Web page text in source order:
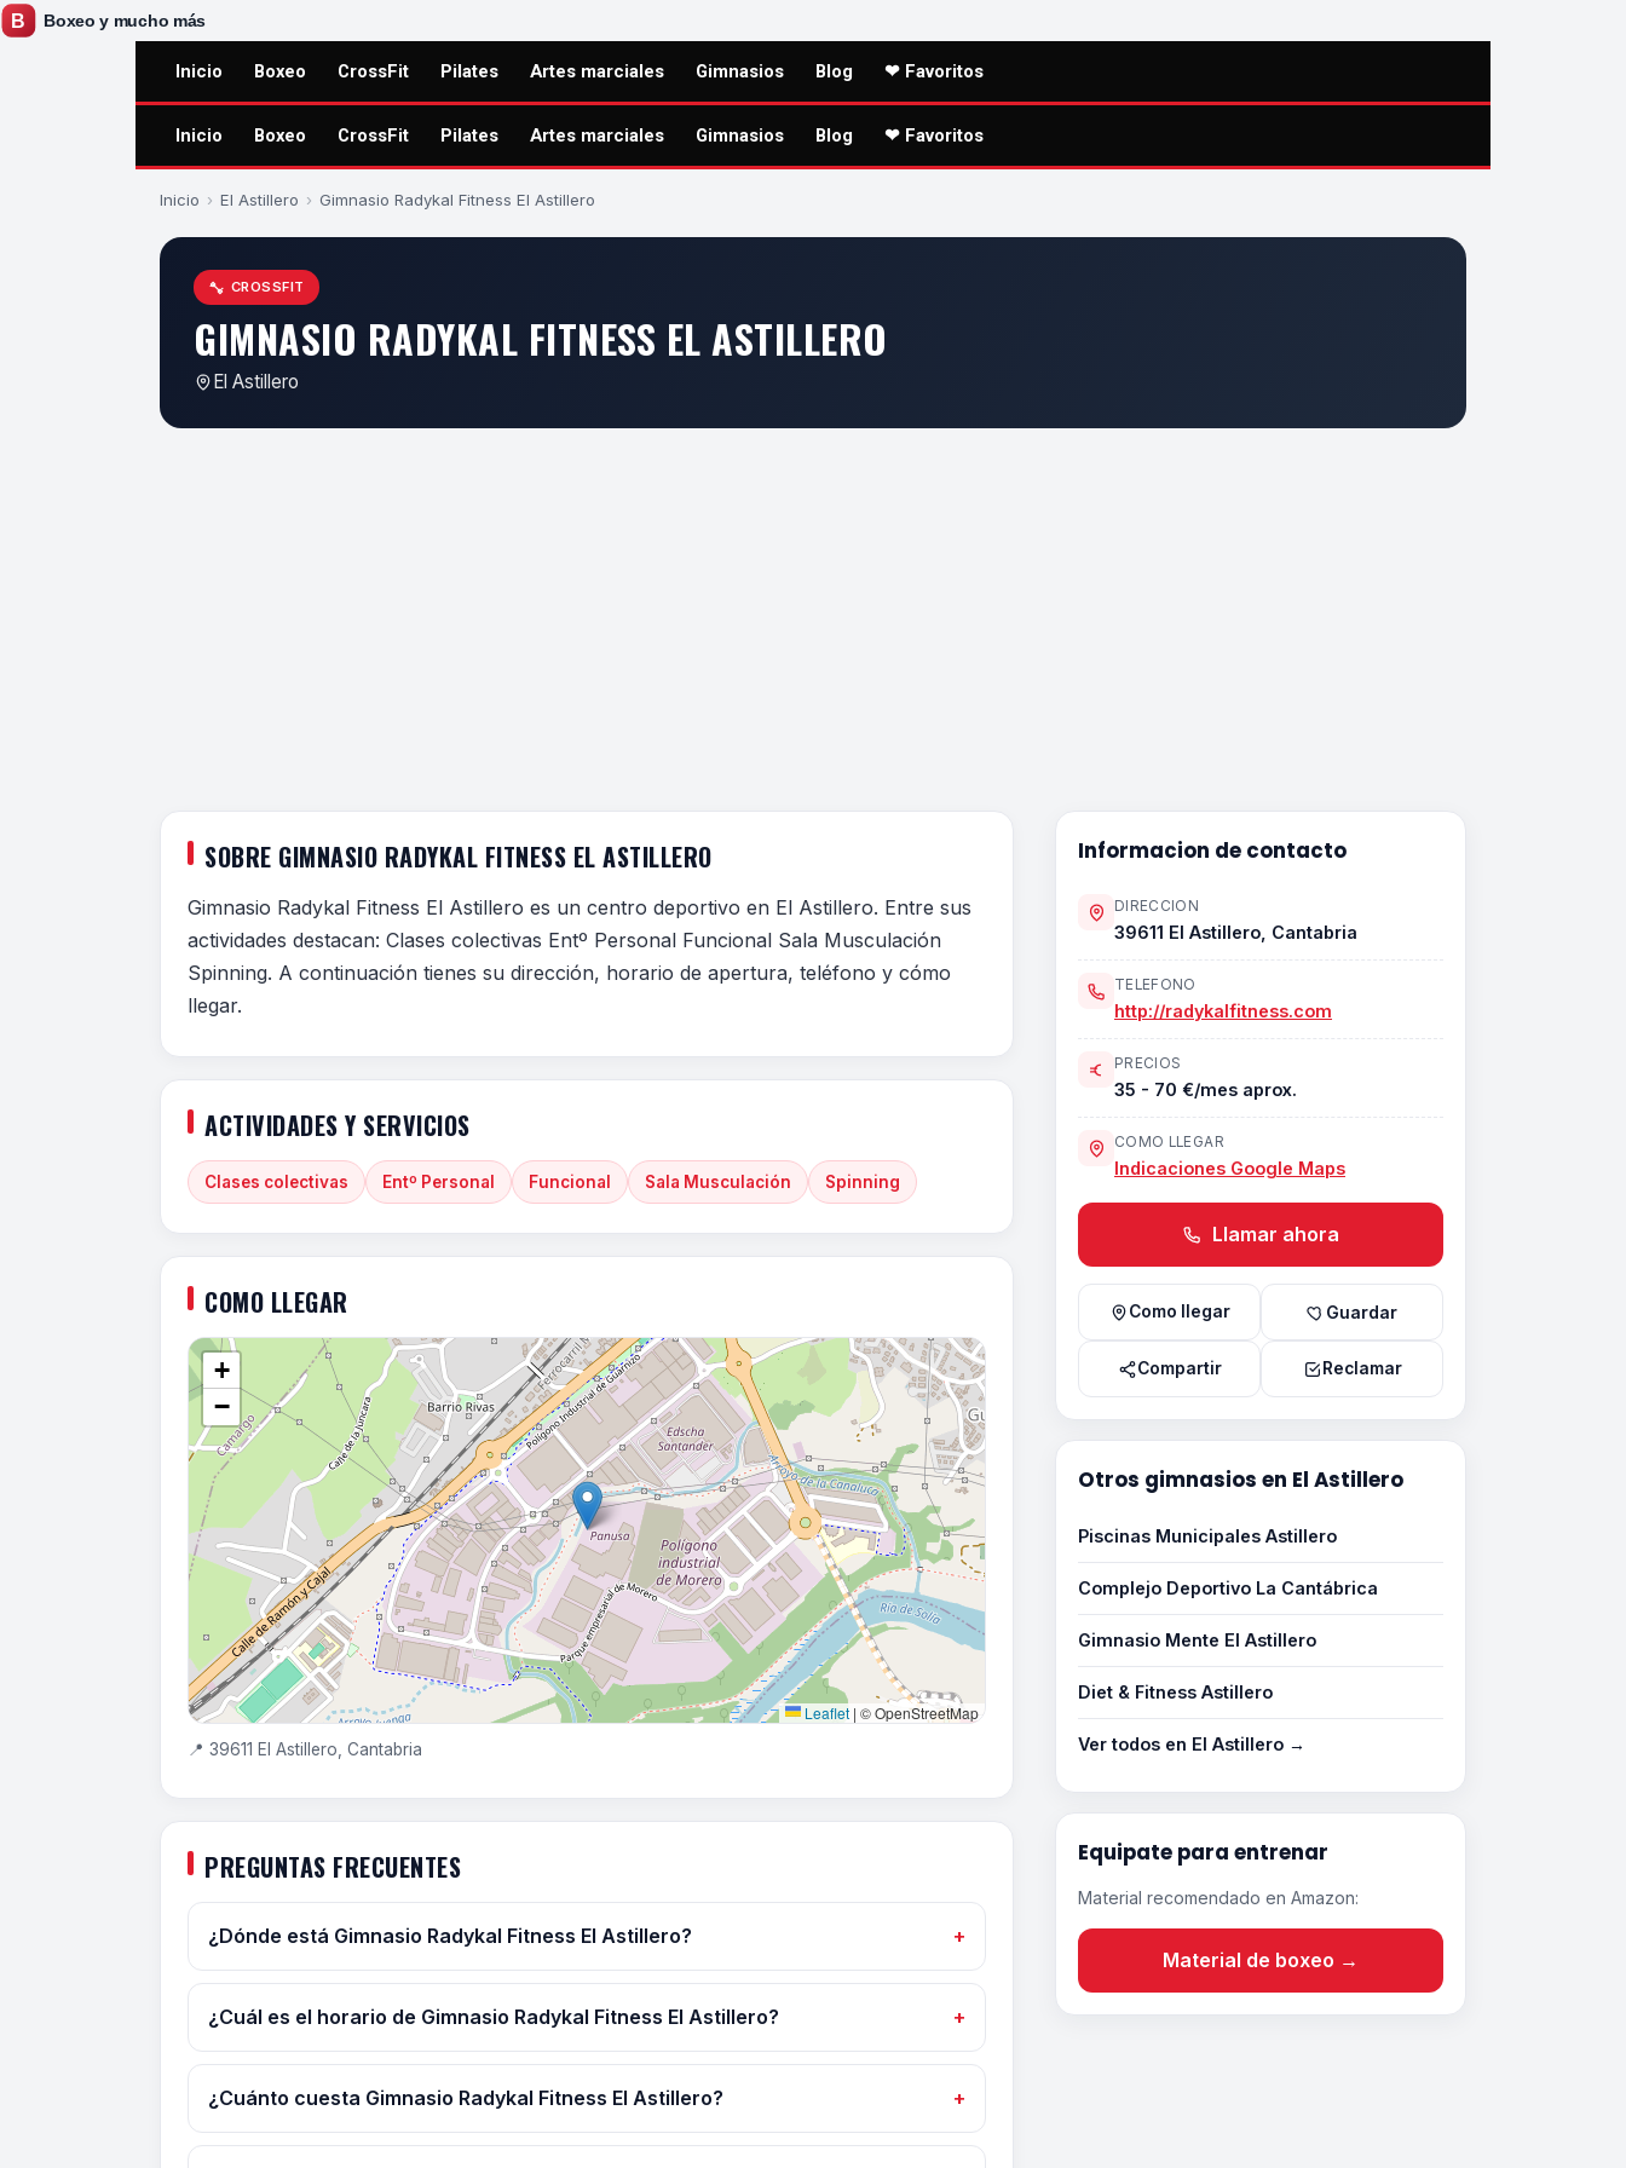
Inicio Boxeo CrossFit Pilates Artes marciales Gimnasios Blog ❤ Favoritos
Inicio Boxeo CrossFit Pilates Artes marciales Gimnasios Blog ❤ Favoritos
Inicio › El Astillero › Gimnasio Radykal Fitness El Astillero
CROSSFIT
GIMNASIO RADYKAL FITNESS EL ASTILLERO
El Astillero
SOBRE GIMNASIO RADYKAL FITNESS EL ASTILLERO
Gimnasio Radykal Fitness El Astillero es un centro deportivo en El Astillero. Entre sus
actividades destacan: Clases colectivas Entº Personal Funcional Sala Musculación
Spinning. A continuación tienes su dirección, horario de apertura, teléfono y cómo
llegar.
ACTIVIDADES Y SERVICIOS
Clases colectivas Entº Personal Funcional Sala Musculación Spinning
COMO LLEGAR
+
−
Leaflet | © OpenStreetMap
📍 39611 El Astillero, Cantabria
PREGUNTAS FRECUENTES
¿Dónde está Gimnasio Radykal Fitness El Astillero?
¿Cuál es el horario de Gimnasio Radykal Fitness El Astillero?
¿Cuánto cuesta Gimnasio Radykal Fitness El Astillero?
Informacion de contacto
DIRECCION
39611 El Astillero, Cantabria
TELEFONO
http://radykalfitness.com
PRECIOS
35 - 70 €/mes aprox.
COMO LLEGAR
Indicaciones Google Maps
Llamar ahora
Como llegar Guardar
Compartir Reclamar
Otros gimnasios en El Astillero
Piscinas Municipales Astillero
Complejo Deportivo La Cantábrica
Gimnasio Mente El Astillero
Diet & Fitness Astillero
Ver todos en El Astillero →
Equipate para entrenar
Material recomendado en Amazon:
Material de boxeo →